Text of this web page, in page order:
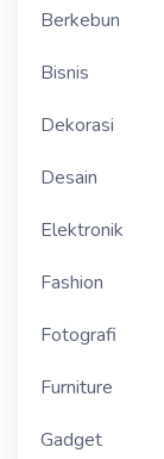
Berkebun
Bisnis
Dekorasi
Desain
Elektronik
Fashion
Fotografi
Furniture
Gadget